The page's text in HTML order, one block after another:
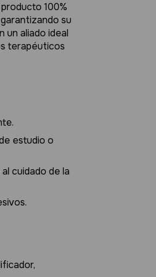
100%
su
un aliado ideal
terapéuticos
estudio o
cuidado de la